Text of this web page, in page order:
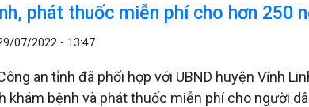
phát thuốc miễn phí cho hơn 250
07/2022 - 13:47
an tỉnh đã phối hợp với UBND huyện Vĩnh
khám bệnh và phát thuốc miễn phí cho người